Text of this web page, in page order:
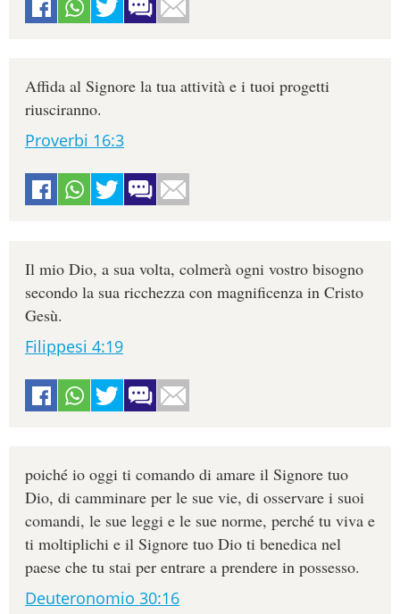
Affida al Signore la tua attività e i tuoi progetti
riusciranno.
Proverbi 16:3
Il mio Dio, a sua volta, colmerà ogni vostro bisogno
secondo la sua ricchezza con magnificenza in Cristo
Gesù.
Filippesi 4:19
poiché io oggi ti comando di amare il Signore tuo
Dio, di camminare per le sue vie, di osservare i suoi
comandi, le sue leggi e le sue norme, perché tu viva e
ti moltiplichi e il Signore tuo Dio ti benedica nel
paese che tu stai per entrare a prendere in possesso.
Deuteronomio 30:16